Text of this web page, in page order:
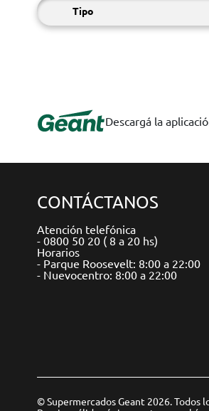
Tipo
Descargá la
CONTÁCTANOS
Atención telefónica
- 0800 50 20 ( 8 a 20 hs)
Horarios
- Parque Roosevelt: 8:00 a 22:00
- Nuevocentro: 8:00 a 22:00
© Supermercados Geant 2026. Todos